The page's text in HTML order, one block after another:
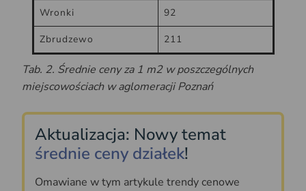
Wronki 92
Zbrudzewo 211
Tab. 2. Średnie ceny za 1 m2 w poszczególnych
miejscowościach w aglomeracji Poznań
Aktualizacja: Nowy temat
średnie ceny działek!
Omawiane w tym artykule trendy cenowe